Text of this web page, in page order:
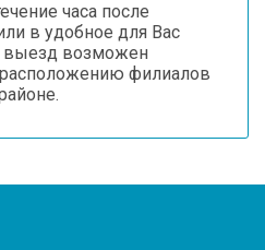
часа после
в удобное для Вас
выезд возможен
филиалов